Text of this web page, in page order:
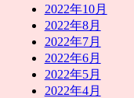
2022年10月
2022年8月
2022年7月
2022年6月
2022年5月
2022年4月